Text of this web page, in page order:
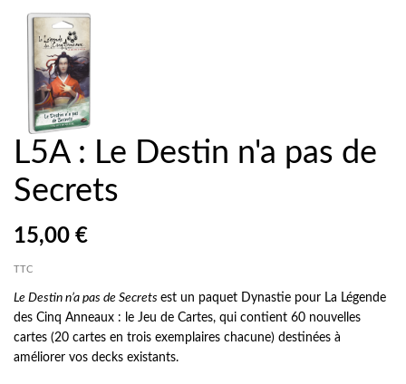
L5A : Le Destin n'a pas de
Secrets
15,00 €
TTC
Le Destin n’a pas de Secrets est un paquet Dynastie pour La Légende
des Cinq Anneaux : le Jeu de Cartes, qui contient 60 nouvelles
cartes (20 cartes en trois exemplaires chacune) destinées à
améliorer vos decks existants.